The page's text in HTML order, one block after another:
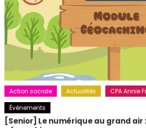
Action sociale Actualités
CPA Annie
Événements
[Senior] Le numérique au grand